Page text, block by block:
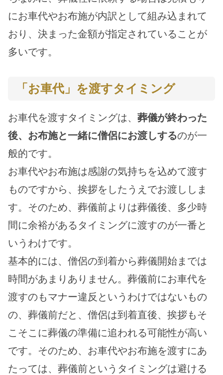
にお車代やお布施が内訳として組み込まれて
おり、決まった金額が指定されていることが
多いです。
「お車代」を渡すタイミング
お車代を渡すタイミングは、 葬儀が終わった
後、お布施と一緒に僧侶にお渡しするのが一
般的です。
お車代やお布施は感謝の気持ちを込めて渡す
ものですから、挨拶をしたうえでお渡ししま
す。そのため、葬儀前よりは葬儀後、多少時
間に余裕があるタイミングに渡すのが一番と
いうわけです。
基本的には、僧侶の到着から葬儀開始までは
時間があまりありません。葬儀前にお車代を
渡すのもマナー違反というわけではないもの
の、葬儀前だと、僧侶は到着直後、挨拶もそ
こそこに葬儀の準備に追われる可能性が高い
です。そのため、お車代やお布施を渡すにあ
たっては、葬儀前というタイミングは避ける